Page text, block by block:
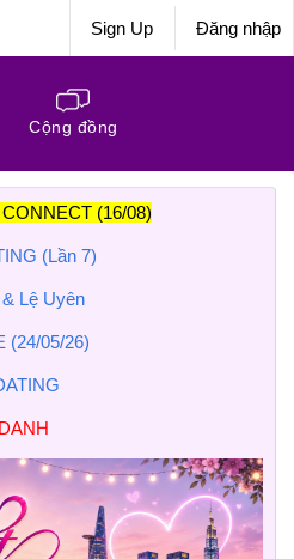
Sign Up Đăng nhập
Cộng đồng
(16/08)
(Lần 7)
Lệ Uyên
(24/05/26)